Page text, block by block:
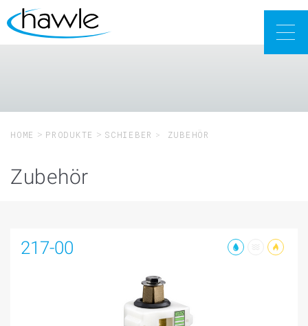
HOME PRODUKTE SCHIEBER ZUBEHÖR
Zubehör
217-00